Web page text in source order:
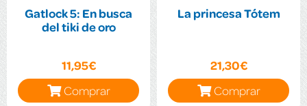
Gatlock 5: En busca
del tiki de oro
11,95€
Comprar
La princesa Tótem
21,30€
Comprar